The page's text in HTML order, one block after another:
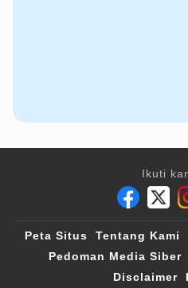
Ikuti
Peta Situs Tentang Kami
Pedoman Media Siber
Disclaimer